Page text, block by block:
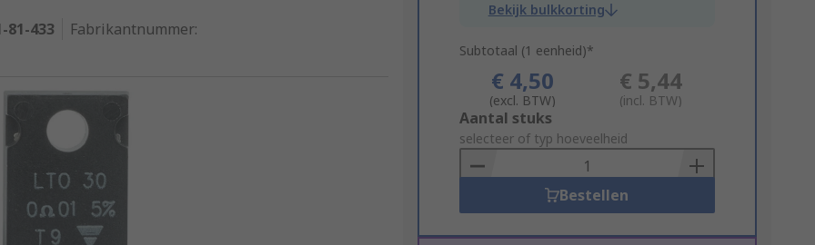
81-433 Fabrikantnummer:
Bekijk bulkkorting
Subtotaal (1 eenheid)*
€ 4,50
(excl. BTW)
€ 5,44
(incl. BTW)
Add
to
Basket
Aantal stuks
selecteer of typ hoeveelheid
Bestellen